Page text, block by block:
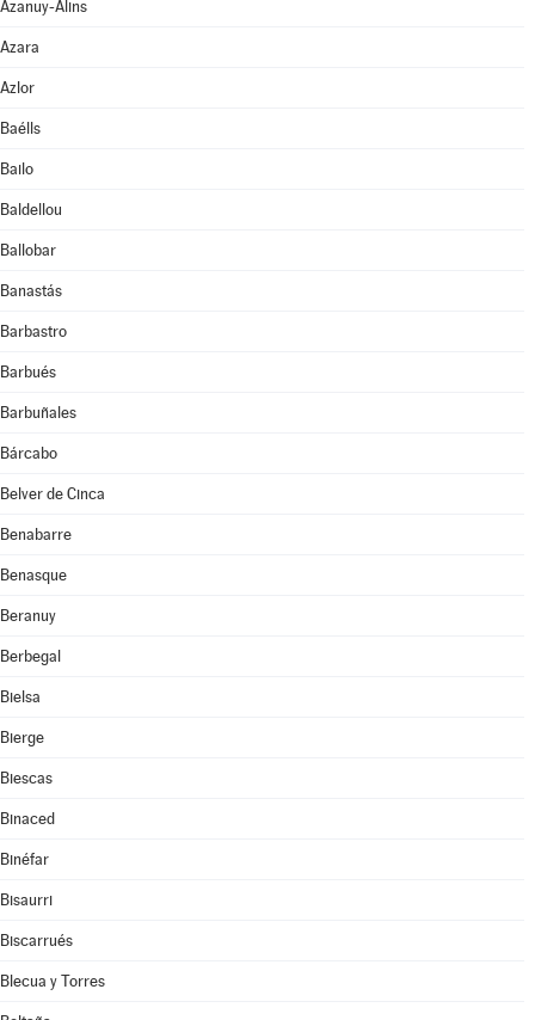
Azanuy-Alins
Azara
Azlor
Baélls
Bailo
Baldellou
Ballobar
Banastás
Barbastro
Barbués
Barbuñales
Bárcabo
Belver de Cinca
Benabarre
Benasque
Beranuy
Berbegal
Bielsa
Bierge
Biescas
Binaced
Binéfar
Bisaurri
Biscarrués
Blecua y Torres